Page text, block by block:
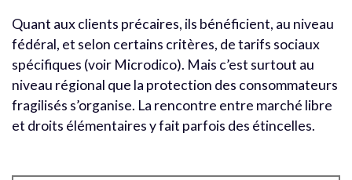
Quant aux clients précaires, ils bénéficient, au niveau
fédéral, et selon certains critères, de tarifs sociaux
spécifiques (voir Microdico). Mais c’est surtout au
niveau régional que la protection des consommateurs
fragilisés s’organise. La rencontre entre marché libre
et droits élémentaires y fait parfois des étincelles.